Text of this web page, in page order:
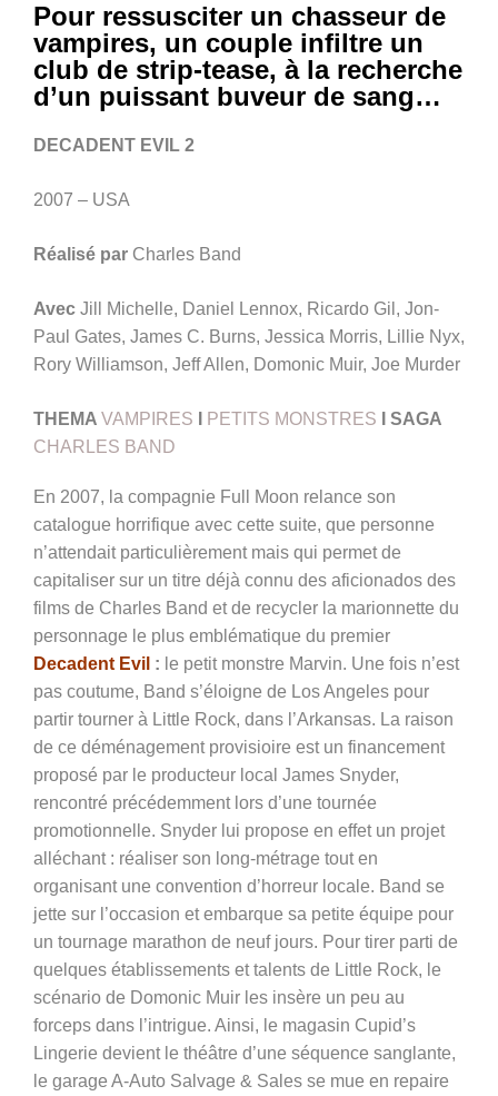
Pour ressusciter un chasseur de
vampires, un couple infiltre un
club de strip-tease, à la recherche
d’un puissant buveur de sang…
DECADENT EVIL 2
2007 – USA
Réalisé par Charles Band
Avec Jill Michelle, Daniel Lennox, Ricardo Gil, Jon-
Paul Gates, James C. Burns, Jessica Morris, Lillie Nyx,
Rory Williamson, Jeff Allen, Domonic Muir, Joe Murder
THEMA VAMPIRES PETITS MONSTRES
I SAGA
CHARLES BAND
En 2007, la compagnie Full Moon relance son
catalogue horrifique avec cette suite, que personne
n’attendait particulièrement mais qui permet de
capitaliser sur un titre déjà connu des aficionados des
films de Charles Band et de recycler la marionnette du
personnage le plus emblématique du premier
Decadent Evil : le petit monstre Marvin. Une fois n’est
pas coutume, Band s’éloigne de Los Angeles pour
partir tourner à Little Rock, dans l’Arkansas. La raison
de ce déménagement provisioire est un financement
proposé par le producteur local James Snyder,
rencontré précédemment lors d’une tournée
promotionnelle. Snyder lui propose en effet un projet
alléchant : réaliser son long-métrage tout en
organisant une convention d’horreur locale. Band se
jette sur l’occasion et embarque sa petite équipe pour
un tournage marathon de neuf jours. Pour tirer parti de
quelques établissements et talents de Little Rock, le
scénario de Domonic Muir les insère un peu au
forceps dans l’intrigue. Ainsi, le magasin Cupid’s
Lingerie devient le théâtre d’une séquence sanglante,
le garage A-Auto Salvage & Sales se mue en repaire